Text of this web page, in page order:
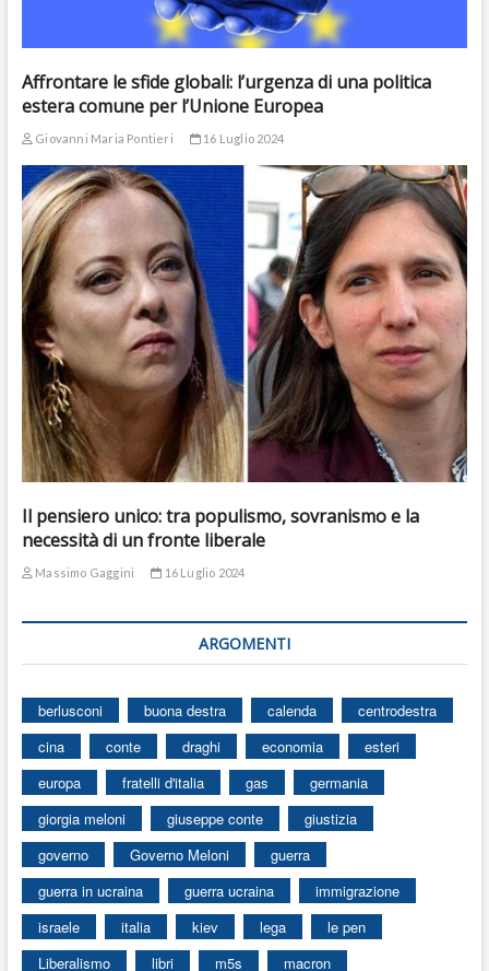
Affrontare le sfide globali: l’urgenza di una politica
estera comune per l’Unione Europea
Giovanni Maria Pontieri 16 Luglio 2024
Il pensiero unico: tra populismo, sovranismo e la
necessità di un fronte liberale
Massimo Gaggini 16 Luglio 2024
ARGOMENTI
berlusconi buona destra calenda
centrodestra
cina
conte draghi economia
esteri
europa
fratelli d'italia gas
germania
giorgia meloni
giuseppe conte
giustizia
governo
Governo Meloni
guerra
guerra in ucraina
guerra ucraina
immigrazione
israele
italia kiev lega
le pen
Liberalismo
libri m5s
macron